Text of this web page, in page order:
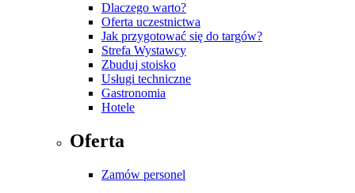
Dlaczego warto?
Oferta uczestnictwa
Jak przygotować się do targów?
Strefa Wystawcy
Zbuduj stoisko
Usługi techniczne
Gastronomia
Hotele
Oferta
Zamów personel